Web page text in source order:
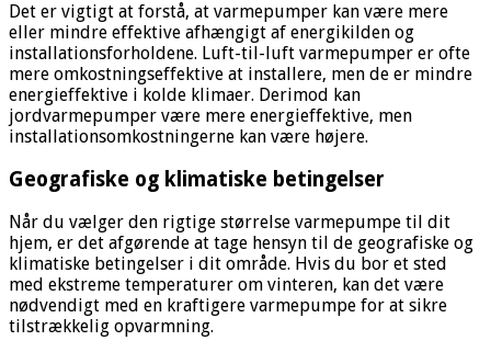
Det er vigtigt at forstå, at varmepumper kan være mere
eller mindre effektive afhængigt af energikilden og
installationsforholdene. Luft-til-luft varmepumper er ofte
mere omkostningseffektive at installere, men de er mindre
energieffektive i kolde klimaer. Derimod kan
jordvarmepumper være mere energieffektive, men
installationsomkostningerne kan være højere.
Geografiske og klimatiske betingelser
Når du vælger den rigtige størrelse varmepumpe til dit
hjem, er det afgørende at tage hensyn til de geografiske og
klimatiske betingelser i dit område. Hvis du bor et sted
med ekstreme temperaturer om vinteren, kan det være
nødvendigt med en kraftigere varmepumpe for at sikre
tilstrækkelig opvarmning.